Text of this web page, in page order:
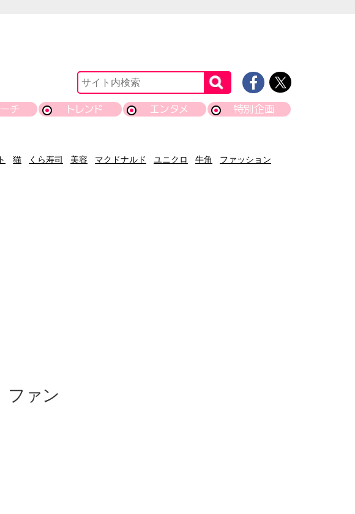
チ トレンド エンタメ 特別企画
猫 くら寿司 美容 マクドナルド ユニクロ 牛角
ファッション
ファン